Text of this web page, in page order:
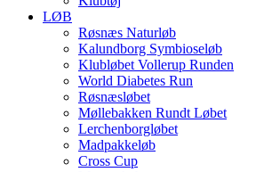
LØB
Røsnæs Naturløb
Kalundborg Symbioseløb
Klubløbet Vollerup Runden
World Diabetes Run
Røsnæsløbet
Møllebakken Rundt Løbet
Lerchenborgløbet
Madpakkeløb
Cross Cup